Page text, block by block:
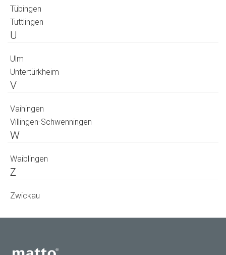
Tübingen
Tuttlingen
U
Ulm
Untertürkheim
V
Vaihingen
Villingen-Schwenningen
W
Waiblingen
Z
Zwickau